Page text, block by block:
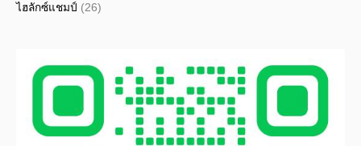
ไฮลักซ์แชมป์ (26)